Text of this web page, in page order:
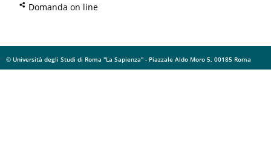
Domanda on line
© Università degli Studi di Roma "La Sapienza" - Piazzale Aldo Moro 5, 00185 Roma